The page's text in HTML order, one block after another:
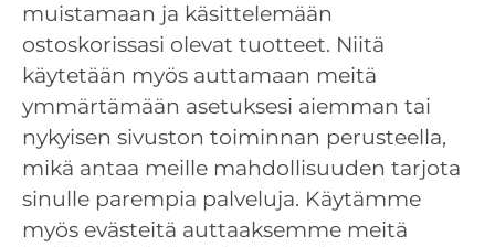
muistamaan ja käsittelemään
ostoskorissasi olevat tuotteet. Niitä
käytetään myös auttamaan meitä
ymmärtämään asetuksesi aiemman tai
nykyisen sivuston toiminnan perusteella,
mikä antaa meille mahdollisuuden tarjota
sinulle parempia palveluja. Käytämme
myös evästeitä auttaaksemme meitä